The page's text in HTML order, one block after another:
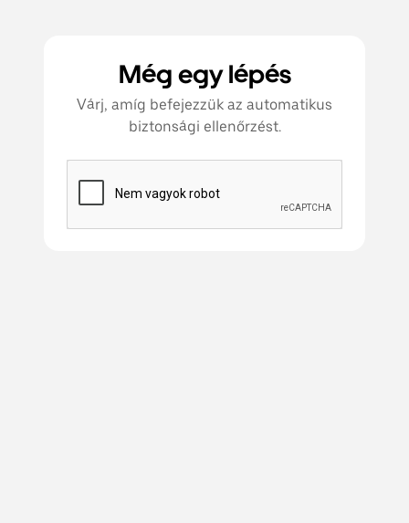
Még egy lépés
Várj, amíg befejezzük az automatikus
biztonsági ellenőrzést.